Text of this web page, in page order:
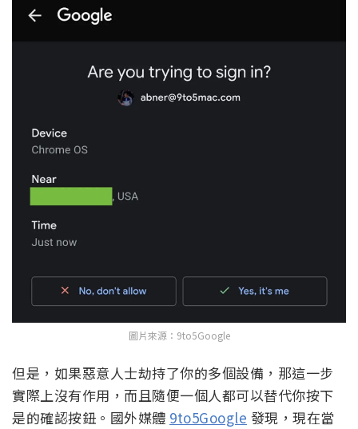
圖片來源：9to5Google
但是，如果惡意人士劫持了你的多個設備，那這一步
實際上沒有作用，而且隨便一個人都可以替代你按下
是的確認按鈕。國外媒體 9to5Google 發現，現在當